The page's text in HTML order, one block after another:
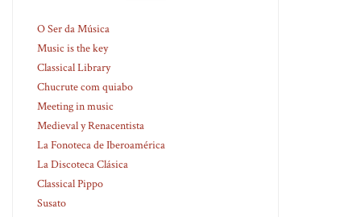
O Ser da Música
Music is the key
Classical Library
Chucrute com quiabo
Meeting in music
Medieval y Renacentista
La Fonoteca de Iberoamérica
La Discoteca Clásica
Classical Pippo
Susato